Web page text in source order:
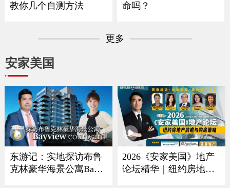
教你几个自测方法
命吗？
更多
安家美国
东游记：实地探访布鲁
克林豪华海景公寓Bayvi
2026《安家美国》地产
论坛精华｜纽约房地产